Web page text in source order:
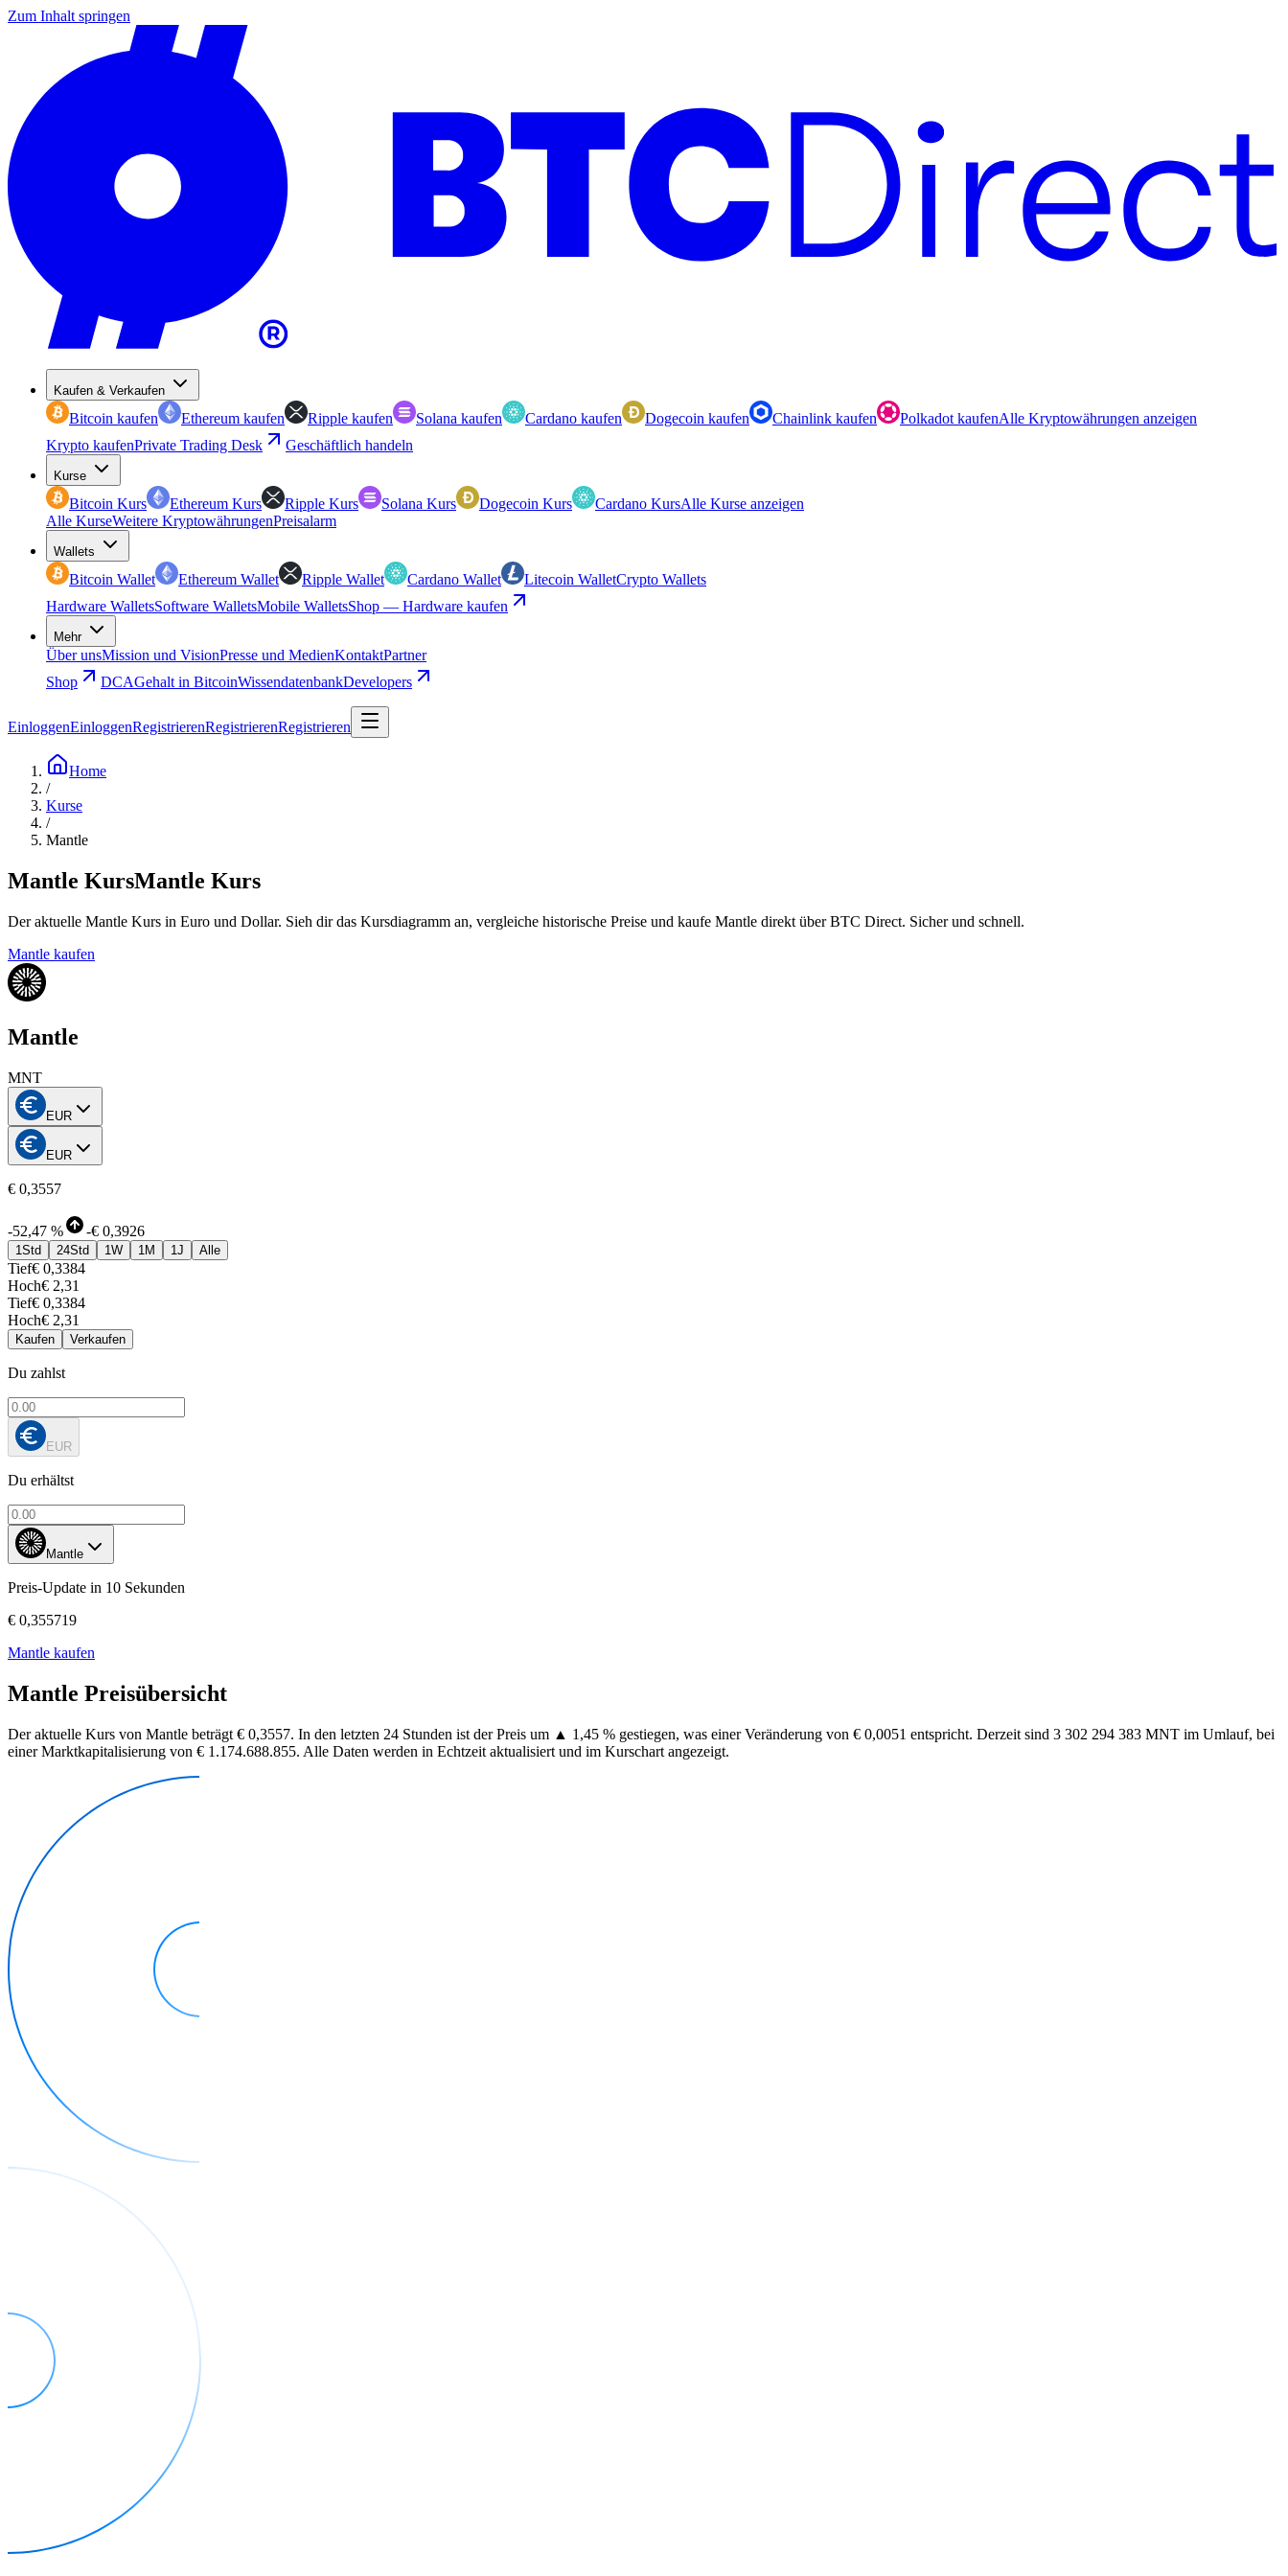
Zum Inhalt springen
Kaufen & Verkaufen
Bitcoin kaufen Ethereum kaufen Ripple kaufen Solana kaufen Cardano kaufen Dogecoin kaufen Chainlink kaufen Polkadot kaufenAlle Kryptowährungen anzeigen
Krypto kaufenPrivate Trading Desk Geschäftlich handeln
Kurse
Bitcoin Kurs Ethereum Kurs Ripple Kurs Solana Kurs Dogecoin Kurs Cardano KursAlle Kurse anzeigen
Alle KurseWeitere KryptowährungenPreisalarm
Wallets
Bitcoin Wallet Ethereum Wallet Ripple Wallet Cardano Wallet Litecoin WalletCrypto Wallets
Hardware WalletsSoftware WalletsMobile WalletsShop — Hardware kaufen
Mehr
Über unsMission und VisionPresse und MedienKontaktPartner
Shop
DCAGehalt in BitcoinWissendatenbankDevelopers
EinloggenEinloggenRegistrierenRegistrierenRegistrieren
Home
/
Kurse
/
Mantle
Mantle KursMantle Kurs
Der aktuelle Mantle Kurs in Euro und Dollar. Sieh dir das Kursdiagramm an, vergleiche historische Preise und kaufe Mantle direkt über BTC Direct. Sicher und schnell.
Mantle kaufen
Mantle
MNT
EUR
EUR
€ 0,3557
-52,47 % -€ 0,3926
1Std 24Std 1W 1M 1J Alle
Tief€ 0,3384
Hoch€ 2,31
Tief€ 0,3384
Hoch€ 2,31
Kaufen Verkaufen
Du zahlst
EUR
Du erhältst
Mantle
Preis-Update in 10 Sekunden
€ 0,355719
Mantle kaufen
Mantle Preisübersicht
Der aktuelle Kurs von Mantle beträgt € 0,3557. In den letzten 24 Stunden ist der Preis um ▲ 1,45 % gestiegen, was einer Veränderung von € 0,0051 entspricht. Derzeit sind 3 302 294 383 MNT im Umlauf, bei
einer Marktkapitalisierung von € 1.174.688.855. Alle Daten werden in Echtzeit aktualisiert und im Kurschart angezeigt.